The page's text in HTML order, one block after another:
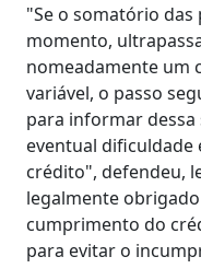
"Se o somatório
momento,
nomeadamente um
variável, o passo
para informar
eventual dificuldade
crédito", defendeu,
legalmente
cumprimento do
para evitar o